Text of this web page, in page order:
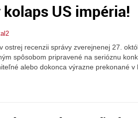
US impéria!
ostrej recenzii správy zverejnenej 27.
spôsobom pripravené na serióznu
alebo dokonca výrazne prekonané v